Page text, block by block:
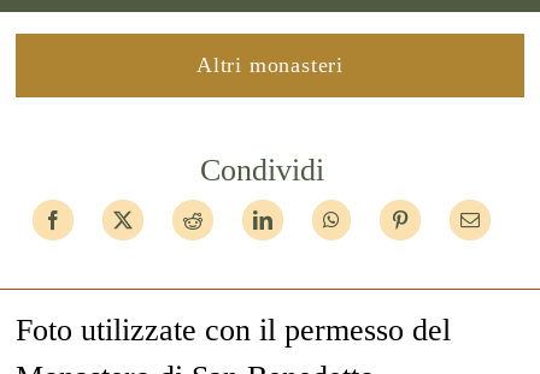
Altri monasteri
Condividi
Foto utilizzate con il permesso del